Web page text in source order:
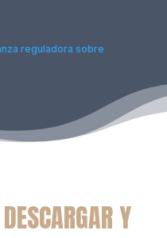
reguladora sobre
Y